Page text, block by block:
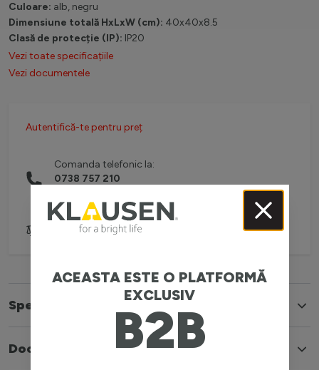
Culoare: alb, negru
Dimensiune totală HxLxW (cm): 40x40x8.5
Clasă de protecție (IP): IP20
Vezi toate specificațiile
Vezi documentele
Autentifică-te pentru preț
Comanda telefonic la:
0738 757 210
Adaugă pentru comparare
Specificatii
Documente
ACEASTA ESTE O PLATFORMĂ
EXCLUSIV
B2B